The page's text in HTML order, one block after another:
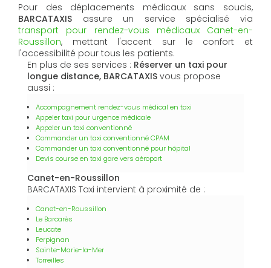
Pour des déplacements médicaux sans soucis,
BARCATAXIS assure un service spécialisé via
transport pour rendez-vous médicaux Canet-en-
Roussillon, mettant l'accent sur le confort et
l'accessibilité pour tous les patients.
En plus de ses services : Réserver un taxi pour
longue distance, BARCATAXIS vous propose
aussi :
Accompagnement rendez-vous médical en taxi
Appeler taxi pour urgence médicale
Appeler un taxi conventionné
Commander un taxi conventionné CPAM
Commander un taxi conventionné pour hôpital
Devis course en taxi gare vers aéroport
Canet-en-Roussillon
BARCATAXIS Taxi intervient à proximité de :
Canet-en-Roussillon
Le Barcarès
Leucate
Perpignan
Sainte-Marie-la-Mer
Torreilles